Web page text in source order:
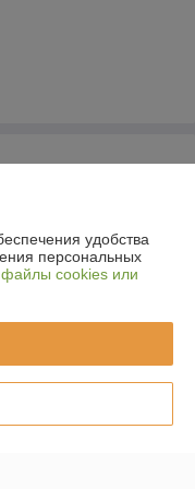
первый
удобства
персональных
cookies или